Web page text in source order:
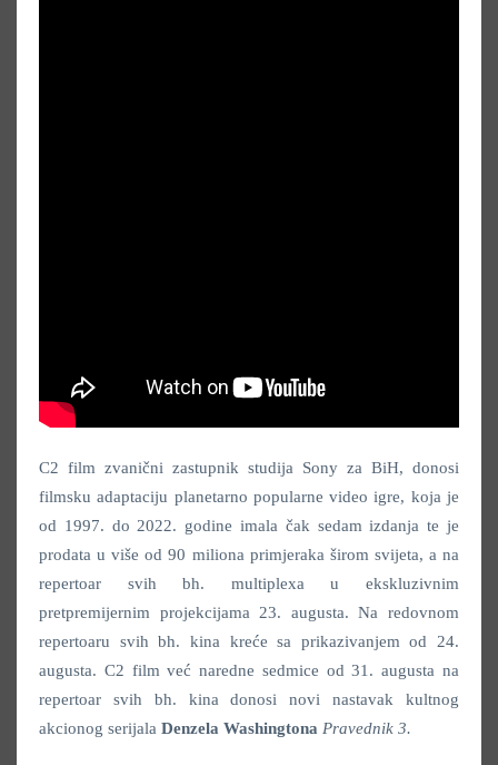
C2 film zvanični zastupnik studija Sony za BiH, donosi
filmsku adaptaciju planetarno popularne video igre, koja je
od 1997. do 2022. godine imala čak sedam izdanja te je
prodata u više od 90 miliona primjeraka širom svijeta, a na
repertoar svih bh. multiplexa u ekskluzivnim
pretpremijernim projekcijama 23. augusta. Na redovnom
repertoaru svih bh. kina kreće sa prikazivanjem od 24.
augusta. C2 film već naredne sedmice od 31. augusta na
repertoar svih bh. kina donosi novi nastavak kultnog
akcionog serijala Denzela Washingtona Pravednik 3.